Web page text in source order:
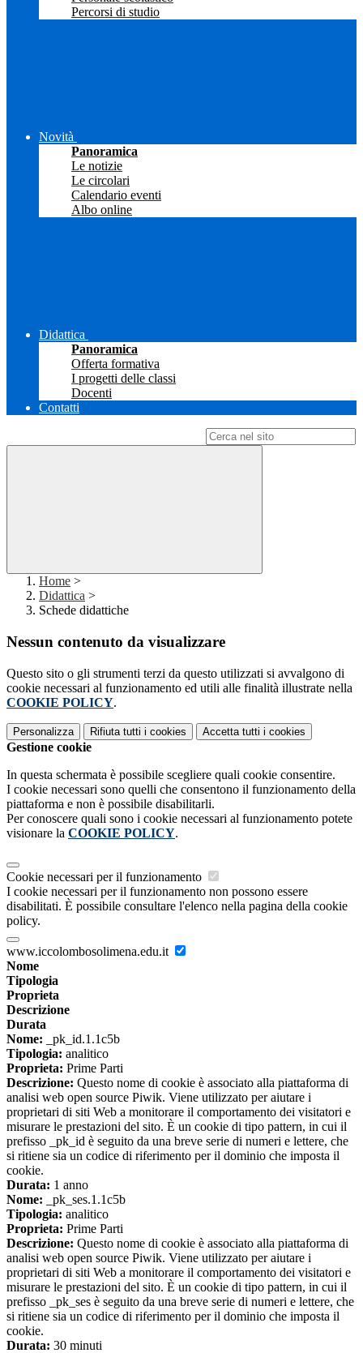
Percorsi di studio
Novità
Panoramica
Le notizie
Le circolari
Calendario eventi
Albo online
Didattica
Panoramica
Offerta formativa
I progetti delle classi
Docenti
Contatti
Home >
Didattica >
Schede didattiche
Nessun contenuto da visualizzare
Questo sito o gli strumenti terzi da questo utilizzati si avvalgono di
cookie necessari al funzionamento ed utili alle finalità illustrate nella
COOKIE POLICY.
Personalizza Rifiuta tutti i cookies Accetta tutti i cookies
Gestione cookie
In questa schermata è possibile scegliere quali cookie consentire.
I cookie necessari sono quelli che consentono il funzionamento della
piattaforma e non è possibile disabilitarli.
Per conoscere quali sono i cookie necessari al funzionamento potete
visionare la COOKIE POLICY.
Cookie necessari per il funzionamento
I cookie necessari per il funzionamento non possono essere
disabilitati. È possibile consultare l'elenco nella pagina della cookie
policy.
www.iccolombosolimena.edu.it
Nome
Tipologia
Proprieta
Descrizione
Durata
Nome: _pk_id.1.1c5b
Tipologia: analitico
Proprieta: Prime Parti
Descrizione: Questo nome di cookie è associato alla piattaforma di
analisi web open source Piwik. Viene utilizzato per aiutare i
proprietari di siti Web a monitorare il comportamento dei visitatori e
misurare le prestazioni del sito. È un cookie di tipo pattern, in cui il
prefisso _pk_id è seguito da una breve serie di numeri e lettere, che
si ritiene sia un codice di riferimento per il dominio che imposta il
cookie.
Durata: 1 anno
Nome: _pk_ses.1.1c5b
Tipologia: analitico
Proprieta: Prime Parti
Descrizione: Questo nome di cookie è associato alla piattaforma di
analisi web open source Piwik. Viene utilizzato per aiutare i
proprietari di siti Web a monitorare il comportamento dei visitatori e
misurare le prestazioni del sito. È un cookie di tipo pattern, in cui il
prefisso _pk_ses è seguito da una breve serie di numeri e lettere, che
si ritiene sia un codice di riferimento per il dominio che imposta il
cookie.
Durata: 30 minuti